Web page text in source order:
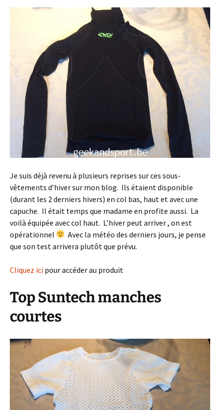
Je suis déjà revenu à plusieurs reprises sur ces sous-
vêtements d’hiver sur mon blog. Ils étaient disponible
(durant les 2 derniers hivers) en col bas, haut et avec une
capuche. Il était temps que madame en profite aussi. La
voilà équipée avec col haut. L’hiver peut arriver , on est
opérationnel
Avec la météo des derniers jours, je pense
que son test arrivera plutôt que prévu.
Cliquez ici pour accéder au produit
Top Suntech manches
courtes